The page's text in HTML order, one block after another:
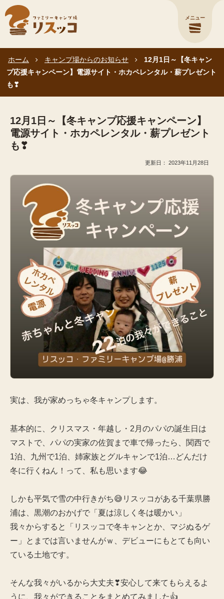
メニュー
ホーム キャンプ場からのお知らせ
12月1日～【冬キャン
プ応援キャンペーン】電源サイト・ホカペレンタル・薪プレゼント
も❣
12月1日～【冬キャンプ応援キャンペーン】
電源サイト・ホカペレンタル・薪プレゼント
も❣
2023年11月28日
実は、我が家めっちゃ冬キャンプします。
基本的に、クリスマス・年越し・2月のパパの誕生日は
マストで、パパの実家の佐賀まで車で帰ったら、関西で
1泊、九州で1泊、姉家族とグルキャンで1泊…どんだけ
冬に行くねん！って、私も思います😂
しかも平気で雪の中行きがち😅リスッコがある千葉県勝
浦は、黒潮のおかげで「夏は涼しく冬は暖かい」
我々からすると「リスッコで冬キャンとか、マジぬるゲ
ー」とまでは言いませんがｗ、デビューにもとても向い
ている土地です。
そんな我々がいるから大丈夫❣安心して来てもらえるよ
うに、我々ができることをまとめてみました👍